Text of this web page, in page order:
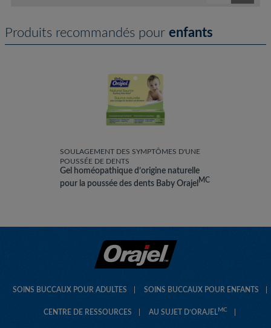
Reviews
Produits recommandés pour enfants
SOULAGEMENT DES SYMPTÔMES D'UNE
POUSSÉE DE DENTS
Gel homéopathique d’origine naturelle
pour la poussée des dents Baby Orajel MC
SOINS BUCCAUX POUR ADULTES SOINS BUCCAUX POUR ENFANTS
CENTRE DE RESSOURCES AU SUJET D’ORAJEL MC